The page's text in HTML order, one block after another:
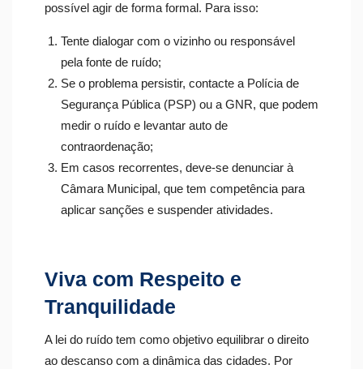
possível agir de forma formal. Para isso:
Tente dialogar com o vizinho ou responsável
pela fonte de ruído;
Se o problema persistir, contacte a Polícia de
Segurança Pública (PSP) ou a GNR, que podem
medir o ruído e levantar auto de
contraordenação;
Em casos recorrentes, deve-se denunciar à
Câmara Municipal, que tem competência para
aplicar sanções e suspender atividades.
Viva com Respeito e
Tranquilidade
A lei do ruído tem como objetivo equilibrar o direito
ao descanso com a dinâmica das cidades. Por